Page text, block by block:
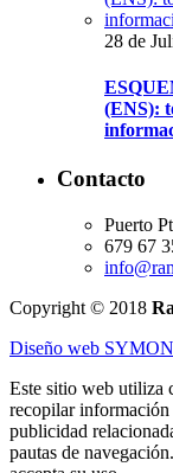
28 de
(ENS):
Contacto
Puerto
679 67
Copyright © 2018
Diseño web
Este sitio web utiliza
recopilar información
publicidad
pautas de